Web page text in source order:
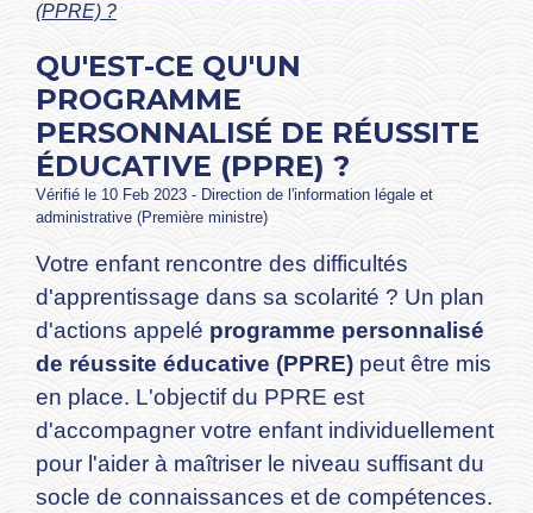
(PPRE) ?
QU'EST-CE QU'UN
PROGRAMME
PERSONNALISÉ DE RÉUSSITE
ÉDUCATIVE (PPRE) ?
Vérifié le 10 Feb 2023 - Direction de l'information légale et
administrative (Première ministre)
Votre enfant rencontre des difficultés
d'apprentissage dans sa scolarité ? Un plan
d'actions appelé programme personnalisé
de réussite éducative (PPRE) peut être mis
en place. L'objectif du PPRE est
d'accompagner votre enfant individuellement
pour l'aider à maîtriser le niveau suffisant du
socle de connaissances et de compétences.